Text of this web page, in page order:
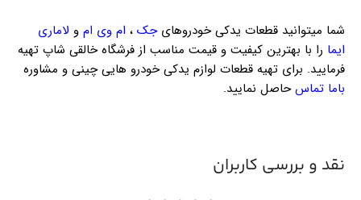
شما میتوانید قطعات یدکی خودروهایجک ، ام وی ام و لاماری
ایما را با بهترین کیفیت و قیمت مناسب از فرشگاه خالقی شاپ تهیه
فرمایید. برای تهیه قطعات لوازم یدکی خودرو هایی چینی و مشاوره
باما تماس حاصل نمایید.
نقد و بررسی کاربران